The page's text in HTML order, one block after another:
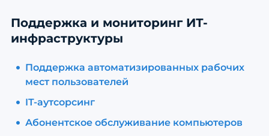
Поддержка и мониторинг ИТ-
инфраструктуры
Поддержка автоматизированных рабочих
мест пользователей
IT-аутсорсинг
Абонентское обслуживание компьютеров